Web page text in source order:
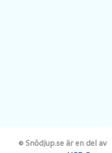
© Snödjup.se är en del av